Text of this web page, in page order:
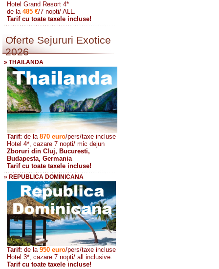
Hotel Grand Resort 4*
de la485 €/7 nopti/ ALL.
Tarif cu toate taxele incluse!
Oferte Sejururi Exotice
2026
» THAILANDA
Tarif: de la 870 euro/pers/taxe incluse
Hotel 4*, cazare 7 nopti/ mic dejun
Zboruri din Cluj, Bucuresti,
Budapesta, Germania
Tarif cu toate taxele incluse!
» REPUBLICA DOMINICANA
Tarif: de la 950 euro/pers/taxe incluse
Hotel 3*, cazare 7 nopti/ all inclusive.
Tarif cu toate taxele incluse!